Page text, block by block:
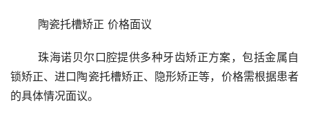
	陶瓷托槽矫正 价格面议
	珠海诺贝尔口腔提供多种牙齿矫正方案，包括金属自
锁矫正、进口陶瓷托槽矫正、隐形矫正等，价格需根据患者
的具体情况面议。